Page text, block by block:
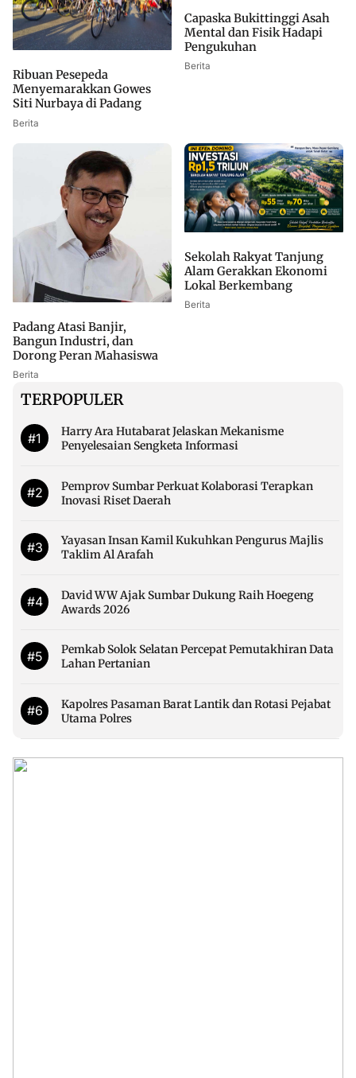
Ribuan Pesepeda
Menyemarakkan Gowes
Siti Nurbaya di Padang
Berita
Capaska Bukittinggi Asah
Mental dan Fisik Hadapi
Pengukuhan
Berita
Padang Atasi Banjir,
Bangun Industri, dan
Dorong Peran Mahasiswa
Berita
Sekolah Rakyat Tanjung
Alam Gerakkan Ekonomi
Lokal Berkembang
Berita
TERPOPULER
#1
Harry Ara Hutabarat Jelaskan Mekanisme
Penyelesaian Sengketa Informasi
#2
Pemprov Sumbar Perkuat Kolaborasi Terapkan
Inovasi Riset Daerah
#3
Yayasan Insan Kamil Kukuhkan Pengurus Majlis
Taklim Al Arafah
#4
David WW Ajak Sumbar Dukung Raih Hoegeng
Awards 2026
#5
Pemkab Solok Selatan Percepat Pemutakhiran Data
Lahan Pertanian
#6
Kapolres Pasaman Barat Lantik dan Rotasi Pejabat
Utama Polres